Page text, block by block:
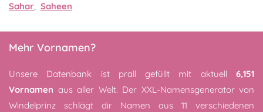
Sahar, Saheen
Mehr Vornamen?
Unsere Datenbank ist prall gefüllt mit aktuell 6,151
Vornamen aus aller Welt. Der XXL-Namensgenerator von
Windelprinz schlägt dir Namen aus 11 verschiedenen